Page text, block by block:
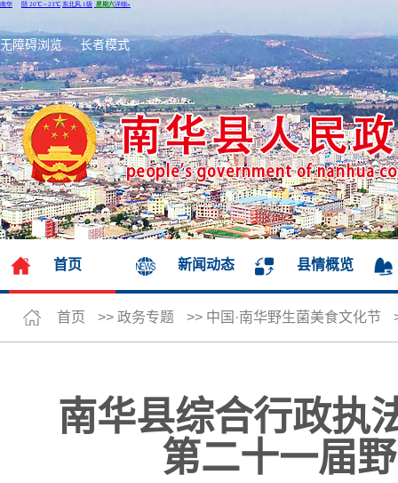
无障碍浏览 长者模式
首页 新闻动态 县情概览
首页 >> 政务专题 >> 中国·南华野生菌美食文化节
南华县综合行政执
第二十一届